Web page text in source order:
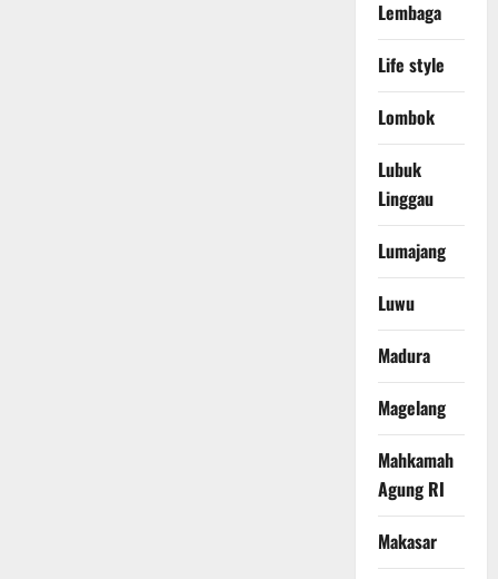
Lembaga
Life style
Lombok
Lubuk
Linggau
Lumajang
Luwu
Madura
Magelang
Mahkamah
Agung RI
Makasar